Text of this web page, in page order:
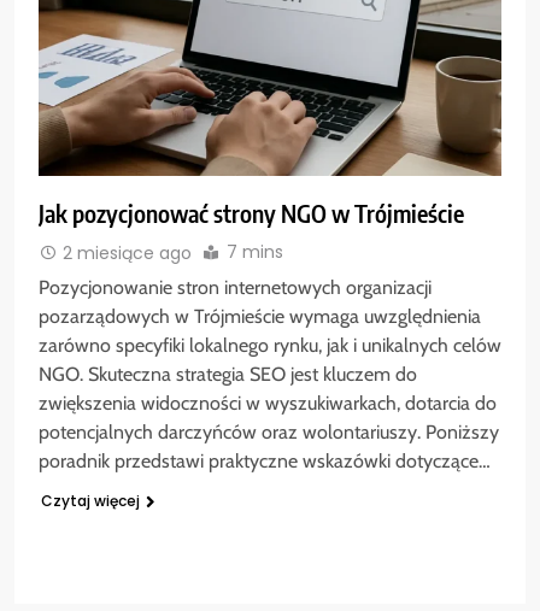
Jak pozycjonować strony NGO w Trójmieście
2 miesiące ago 7 mins
Pozycjonowanie stron internetowych organizacji
pozarządowych w Trójmieście wymaga uwzględnienia
zarówno specyfiki lokalnego rynku, jak i unikalnych celów
NGO. Skuteczna strategia SEO jest kluczem do
zwiększenia widoczności w wyszukiwarkach, dotarcia do
potencjalnych darczyńców oraz wolontariuszy. Poniższy
poradnik przedstawi praktyczne wskazówki dotyczące…
Czytaj więcej